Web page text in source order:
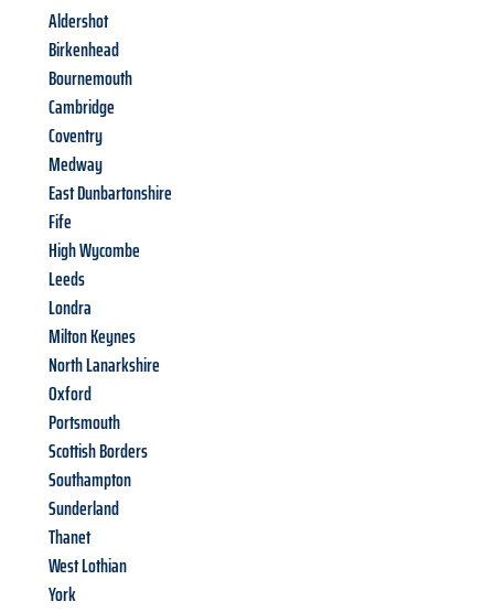
Aldershot
Birkenhead
Bournemouth
Cambridge
Coventry
Medway
East Dunbartonshire
Fife
High Wycombe
Leeds
Londra
Milton Keynes
North Lanarkshire
Oxford
Portsmouth
Scottish Borders
Southampton
Sunderland
Thanet
West Lothian
York